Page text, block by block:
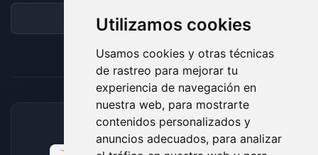
Utilizamos cookies
Usamos cookies y otras técnicas
de rastreo para mejorar tu
experiencia de navegación en
nuestra web, para mostrarte
contenidos personalizados y
anuncios adecuados, para analizar
Foro
MÉTODOS DE PAGO ACEPTADOS